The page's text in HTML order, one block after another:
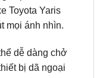
dễ dàng chở
đựng để tối